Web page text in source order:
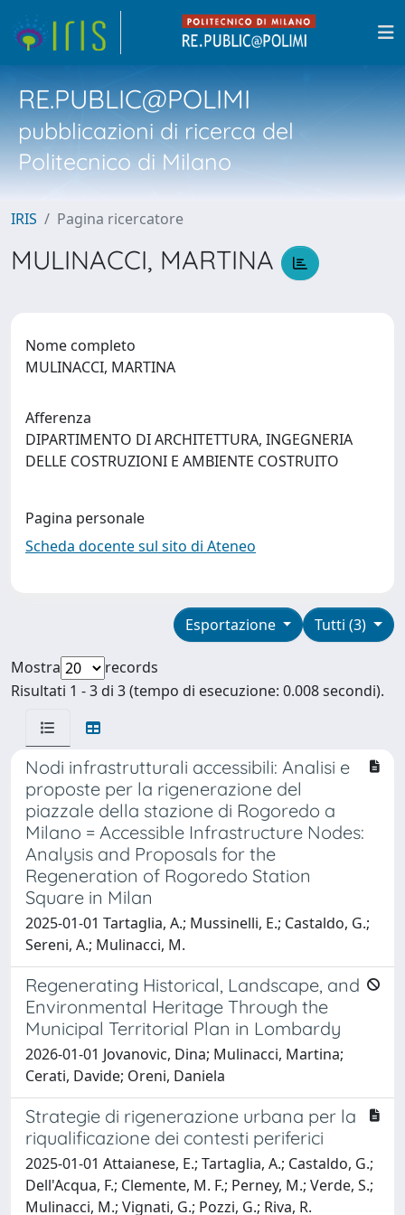
RE.PUBLIC@POLIMI
pubblicazioni di ricerca del
Politecnico di Milano
IRIS Pagina ricercatore
MULINACCI, MARTINA
Nome completo
MULINACCI, MARTINA
Afferenza
DIPARTIMENTO DI ARCHITETTURA, INGEGNERIA
DELLE COSTRUZIONI E AMBIENTE COSTRUITO
Pagina personale
Scheda docente sul sito di Ateneo
Tutti (3)
Esportazione
Mostra
records
Risultati 1 - 3 di 3 (tempo di esecuzione: 0.008 secondi).
Nodi infrastrutturali accessibili: Analisi e
proposte per la rigenerazione del
piazzale della stazione di Rogoredo a
Milano = Accessible Infrastructure Nodes:
Analysis and Proposals for the
Regeneration of Rogoredo Station
Square in Milan
2025-01-01 Tartaglia, A.; Mussinelli, E.; Castaldo, G.;
Sereni, A.; Mulinacci, M.
Regenerating Historical, Landscape, and
Environmental Heritage Through the
Municipal Territorial Plan in Lombardy
2026-01-01 Jovanovic, Dina; Mulinacci, Martina;
Cerati, Davide; Oreni, Daniela
Strategie di rigenerazione urbana per la
riqualificazione dei contesti periferici
2025-01-01 Attaianese, E.; Tartaglia, A.; Castaldo, G.;
Dell'Acqua, F.; Clemente, M. F.; Perney, M.; Verde, S.;
Mulinacci, M.; Vignati, G.; Pozzi, G.; Riva, R.